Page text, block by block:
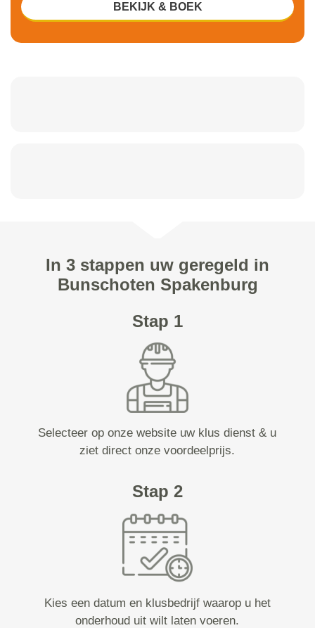
BEKIJK & BOEK
In 3 stappen uw geregeld in
Bunschoten Spakenburg
Stap 1
Selecteer op onze website uw klus dienst & u
ziet direct onze voordeelprijs.
Stap 2
Kies een datum en klusbedrijf waarop u het
onderhoud uit wilt laten voeren.